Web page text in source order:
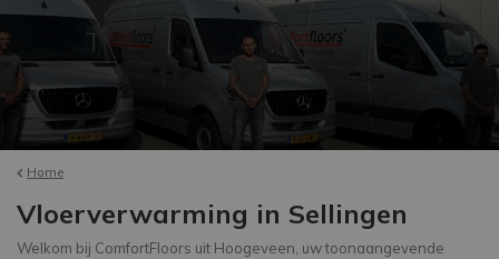
Home
Vloerverwarming in Sellingen
Welkom bij ComfortFloors uit Hoogeveen, uw toonaangevende